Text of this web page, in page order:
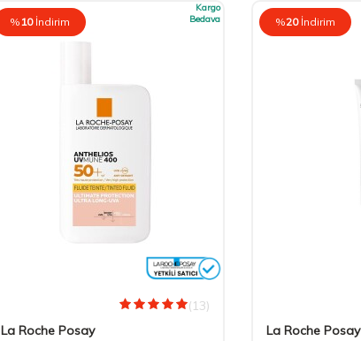
% 10 İndirim
Kargo
Bedava
(13)
La Roche Posay
%20 İndirim
La Roche Posay